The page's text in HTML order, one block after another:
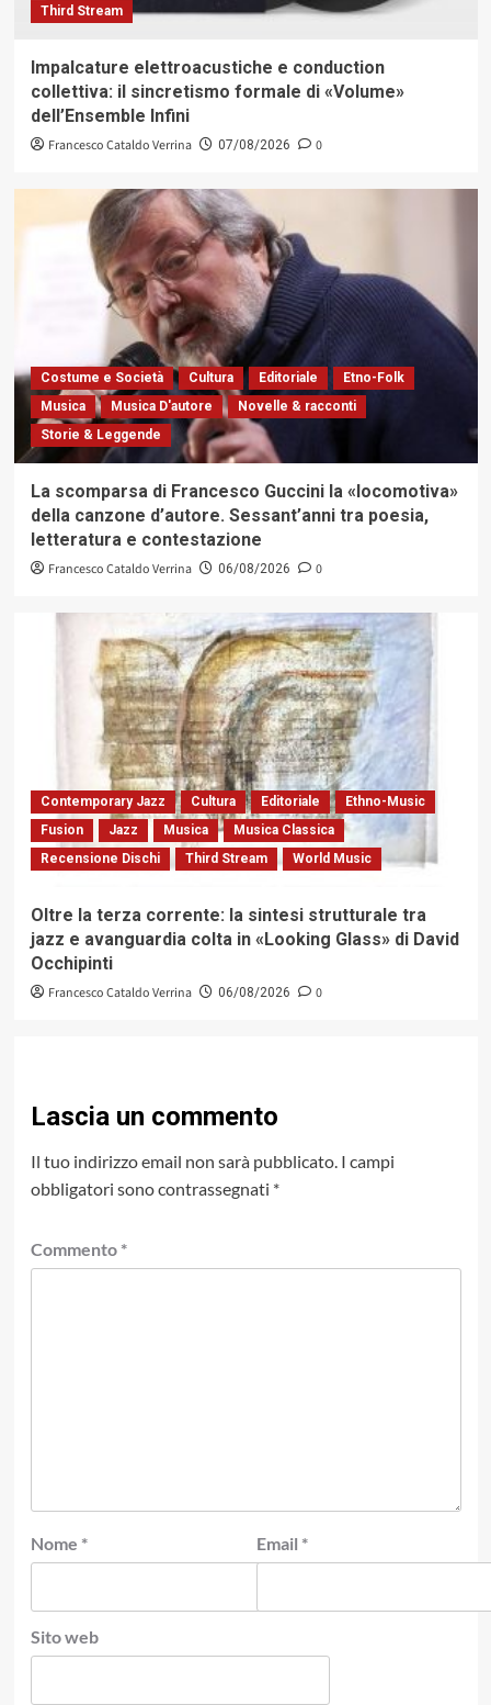
Third Stream
Impalcature elettroacustiche e conduction
collettiva: il sincretismo formale di «Volume»
dell’Ensemble Infini
Francesco Cataldo Verrina 07/08/2026 0
Costume e Società Cultura Editoriale
Etno-Folk
Musica
Musica D'autore
Novelle & racconti
Storie & Leggende
La scomparsa di Francesco Guccini la «locomotiva»
della canzone d’autore. Sessant’anni tra poesia,
letteratura e contestazione
Francesco Cataldo Verrina 06/08/2026 0
Contemporary Jazz Cultura Editoriale
Ethno-Music
Fusion
Jazz Musica
Musica Classica
Recensione Dischi
Third Stream World Music
Oltre la terza corrente: la sintesi strutturale tra
jazz e avanguardia colta in «Looking Glass» di David
Occhipinti
Francesco Cataldo Verrina 06/08/2026 0
Lascia un commento
Il tuo indirizzo email non sarà pubblicato. I campi
obbligatori sono contrassegnati *
Commento *
Nome * Email *
Sito web